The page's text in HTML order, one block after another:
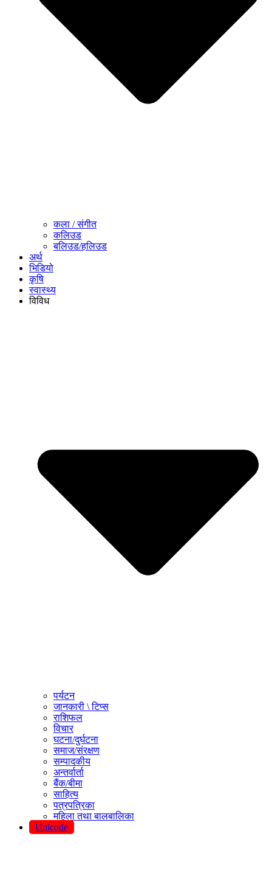
कला / संगीत​
कलिउड
बलिउड/हलिउड
अर्थ
भिडियो
कृषि
स्वास्थ्य
विविध
पर्यटन
जानकारी \ टिप्स
राशिफल
विचार
घटना/दुर्घटना
समाज/संरक्षण
सम्पादकीय
अन्तर्वार्ता
बैंक/बीमा
साहित्य
पत्रपत्रिका
महिला तथा बालबालिका
Unicode